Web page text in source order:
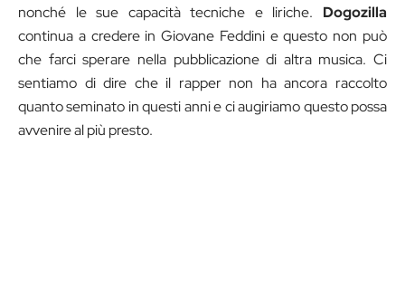
nonché le sue capacità tecniche e liriche. Dogozilla
continua a credere in Giovane Feddini e questo non può
che farci sperare nella pubblicazione di altra musica. Ci
sentiamo di dire che il rapper non ha ancora raccolto
quanto seminato in questi anni e ci augiriamo questo possa
avvenire al più presto.